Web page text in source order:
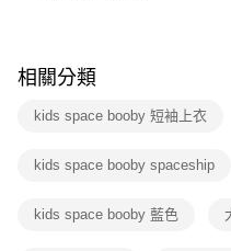
※ 交易是否成功請以「AFTEE先享
是否繳費成功／繳費後需取消欲退
客戶支援中心」https://
１．透過由恩沛科技股份有限公司
權轉讓予恩沛科技股份有限公司。
相關分類
kids space booby 短袖上衣
kids space booby spaceship
kids space booby 藍色